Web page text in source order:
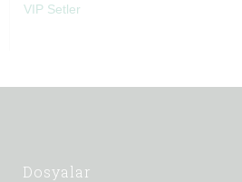
VIP Setler
Dosyalar